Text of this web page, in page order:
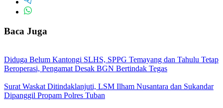
Baca Juga
Diduga Belum Kantongi SLHS, SPPG Temayang dan Tahulu Tetap
Beroperasi, Pengamat Desak BGN Bertindak Tegas
Surat Waskat Ditindaklanjuti, LSM Ilham Nusantara dan Sukandar
Dipanggil Propam Polres Tuban